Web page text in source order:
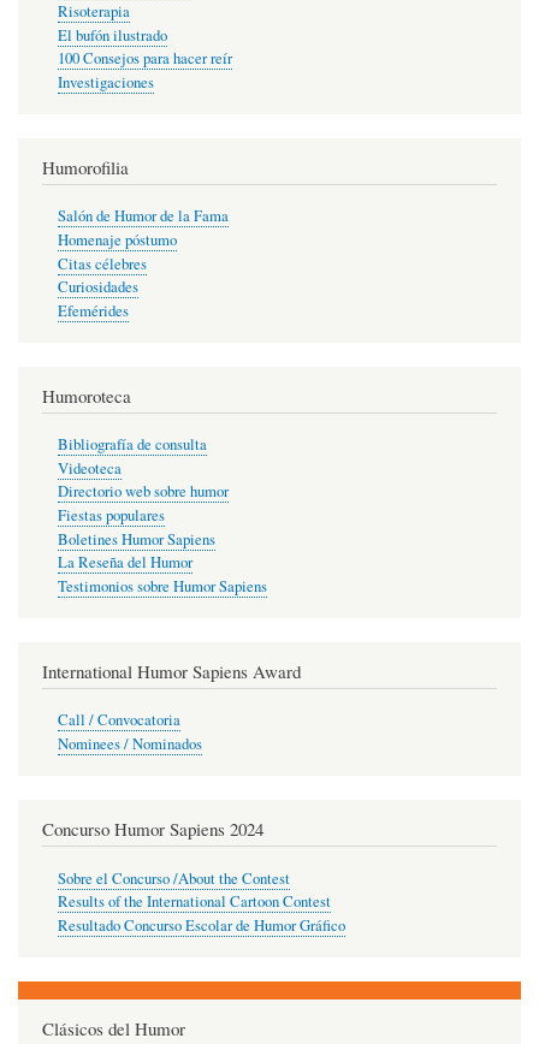
Risoterapia
El bufón ilustrado
100 Consejos para hacer reír
Investigaciones
Humorofilia
Salón de Humor de la Fama
Homenaje póstumo
Citas célebres
Curiosidades
Efemérides
Humoroteca
Bibliografía de consulta
Videoteca
Directorio web sobre humor
Fiestas populares
Boletines Humor Sapiens
La Reseña del Humor
Testimonios sobre Humor Sapiens
International Humor Sapiens Award
Call / Convocatoria
Nominees / Nominados
Concurso Humor Sapiens 2024
Sobre el Concurso /About the Contest
Results of the International Cartoon Contest
Resultado Concurso Escolar de Humor Gráfico
Clásicos del Humor